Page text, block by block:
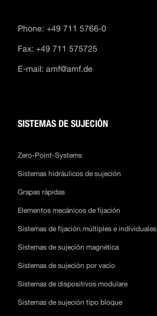
Phone: +49 711 5766-0
Fax: +49 711 575725
E-mail: amf@amf.de
SISTEMAS DE SUJECIÓN
Zero-Point-Systems
Sistemas hidráulicos de sujeción
Grapas rápidas
Elementos mecánicos de fijación
Sistemas de fijación múltiples e individuales
Sistemas de sujeción magnética
Sistemas de sujeción por vacío
Sistemas de dispositivos modulare
Sistemas de sujeción tipo bloque